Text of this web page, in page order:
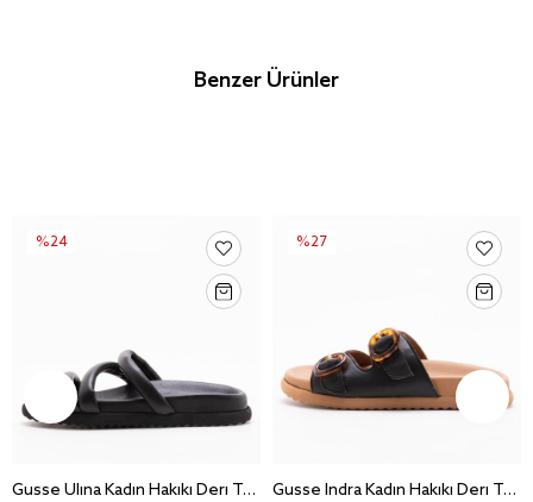
Benzer Ürünler
Gusse Ulina Kadin Hakiki Deri Terlik 260717
%24
Gusse Indra Kadin Hakiki Deri Terlik 260715
%27